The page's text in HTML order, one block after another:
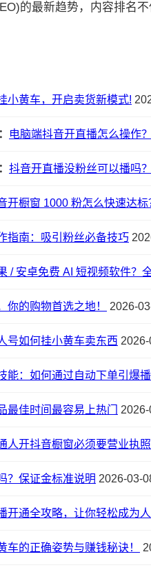
的最新趋势，内容排名
小黄车，开启卖货新模式!
： 电脑端抖音开直播怎么操作
： 抖音开直播没粉丝可以播吗
开橱窗 1000 粉怎么快速达标
指南：吸引粉丝必备技巧
/ 安卓免费 AI 短视频软件？
你的购物首选之地！ 2026-
号如何挂小黄车卖东西
能：如何通过自动下单引爆播
最佳时间最容易上热门
人开抖音橱窗必须要营业执照
？保证金标准说明 2026-03-
开通全攻略，让你轻松成为
车的正确姿势与赚钱秘诀！